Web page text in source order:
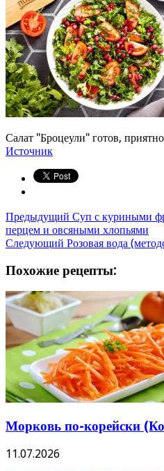
Салат "Броцеули" готов,
Источник
Предыдущий Суп с куриными
перцем и овсяными хлопьями
Следующий Розовая вода
Похожие рецепты:
Морковь по-корейски
11.07.2026